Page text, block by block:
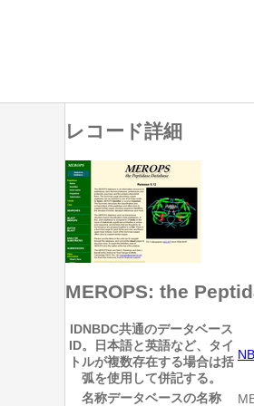
レコード詳細
MEROPS: the
IDNBDC共通のデータベース
ID。日本語と英語など、タイ
トルが複数存在する場合は括
弧を使用して併記する。
名称データベースの名称